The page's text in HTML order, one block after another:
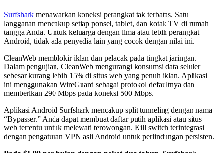
Surfshark menawarkan koneksi perangkat tak terbatas. Satu
langganan mencakup setiap ponsel, tablet, dan kotak TV di rumah
tangga Anda. Untuk keluarga dengan lima atau lebih perangkat
Android, tidak ada penyedia lain yang cocok dengan nilai ini.
CleanWeb memblokir iklan dan pelacak pada tingkat jaringan.
Dalam pengujian, CleanWeb mengurangi konsumsi data seluler
sebesar kurang lebih 15% di situs web yang penuh iklan. Aplikasi
ini menggunakan WireGuard sebagai protokol defaultnya dan
memberikan 290 Mbps pada koneksi 500 Mbps.
Aplikasi Android Surfshark mencakup split tunneling dengan nama
“Bypasser.” Anda dapat membuat daftar putih aplikasi atau situs
web tertentu untuk melewati terowongan. Kill switch terintegrasi
dengan pengaturan VPN asli Android untuk perlindungan persisten.